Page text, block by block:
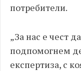
потребители.
„За нас е чест
подпомогнем
експертиза, с